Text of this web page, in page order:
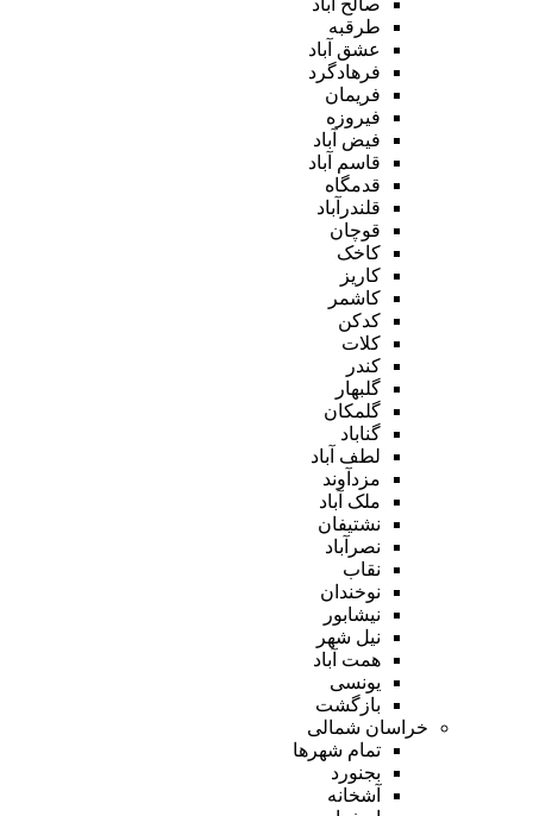
طرقبه
عشق آباد
فرهادگرد
فریمان
فیروزه
فیض آباد
قاسم آباد
قدمگاه
قلندرآباد
قوچان
کاخک
کاریز
کاشمر
کدکن
کلات
کندر
گلبهار
گلمکان
گناباد
لطف آباد
مزدآوند
ملک آباد
نشتیفان
نصرآباد
نقاب
نوخندان
نیشابور
نیل شهر
همت آباد
یونسی
بازگشت
خراسان شمالی
تمام شهر‌ها
بجنورد
آشخانه